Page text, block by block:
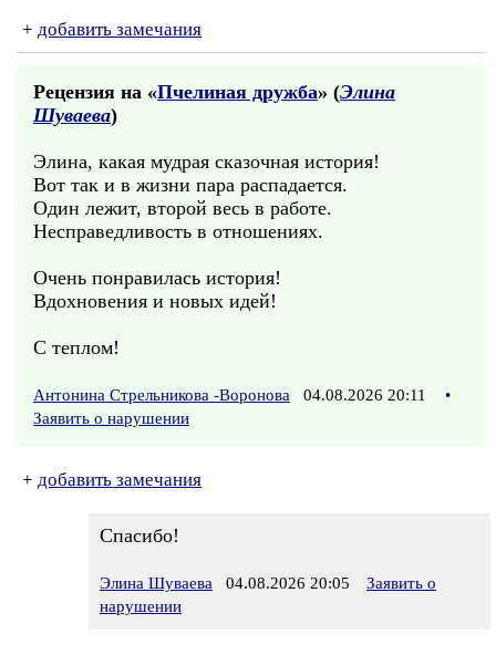
+ добавить замечания
Рецензия на «Пчелиная дружба» (Элина
Шуваева)
Элина, какая мудрая сказочная история!
Вот так и в жизни пара распадается.
Один лежит, второй весь в работе.
Несправедливость в отношениях.
Очень понравилась история!
Вдохновения и новых идей!
С теплом!
Антонина Стрельникова -Воронова 04.08.2026 20:11
•
Заявить о нарушении
+ добавить замечания
Спасибо!
Элина Шуваева 04.08.2026 20:05
Заявить о
нарушении